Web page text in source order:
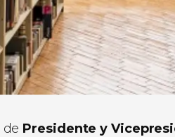
Presidente y